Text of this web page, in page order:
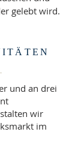
gelebt wird.
und an drei
wir
im